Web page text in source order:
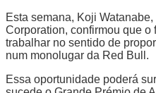
Esta semana, Koji
Corporation, confirmou que o
trabalhar no sentido de
num monolugar da Red Bull.
Essa oportunidade poderá